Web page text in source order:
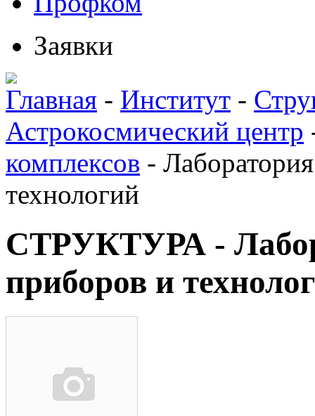
Заявки
Главная - Институт -
Астрокосмический центр
комплексов -
технологий
СТРУКТУРА -
приборов и